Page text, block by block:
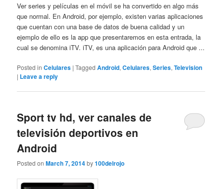
Ver series y películas en el móvil se ha convertido en algo más
que normal. En Android, por ejemplo, existen varias aplicaciones
que cuentan con una base de datos de buena calidad y un
ejemplo de ello es la app que presentaremos en esta entrada, la
cual se denomina iTV. iTV, es una aplicación para Android que ...
Posted in Celulares |Tagged Android,Celulares,Series,Television
| Leave a reply
Sport tv hd, ver canales de
televisión deportivos en
Android
Posted onMarch 7, 2014by100delrojo